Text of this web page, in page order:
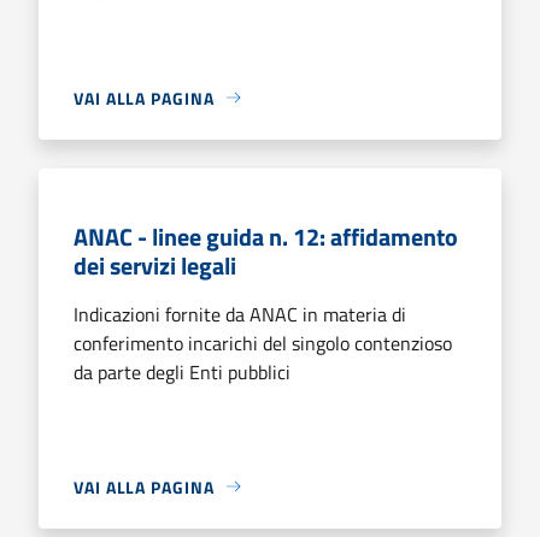
VAI ALLA PAGINA
ANAC - linee guida n. 12: affidamento
dei servizi legali
Indicazioni fornite da ANAC in materia di
conferimento incarichi del singolo contenzioso
da parte degli Enti pubblici
VAI ALLA PAGINA